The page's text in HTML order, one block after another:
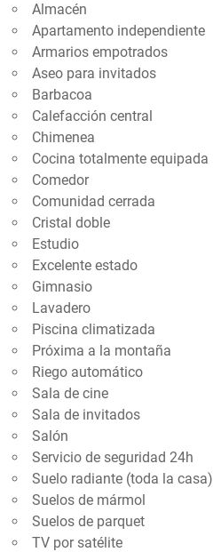
Almacén
Apartamento independiente
Armarios empotrados
Aseo para invitados
Barbacoa
Calefacción central
Chimenea
Cocina totalmente equipada
Comedor
Comunidad cerrada
Cristal doble
Estudio
Excelente estado
Gimnasio
Lavadero
Piscina climatizada
Próxima a la montaña
Riego automático
Sala de cine
Sala de invitados
Salón
Servicio de seguridad 24h
Suelo radiante (toda la casa)
Suelos de mármol
Suelos de parquet
TV por satélite